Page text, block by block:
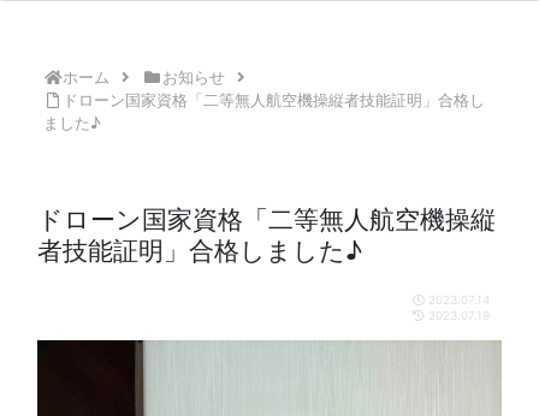
ホーム
お知らせ
ドローン国家資格「二等無人航空機操縦者技能証明」合格し
ました♪
ドローン国家資格「二等無人航空機操縦
者技能証明」合格しました♪
2023.07.14
2023.07.19